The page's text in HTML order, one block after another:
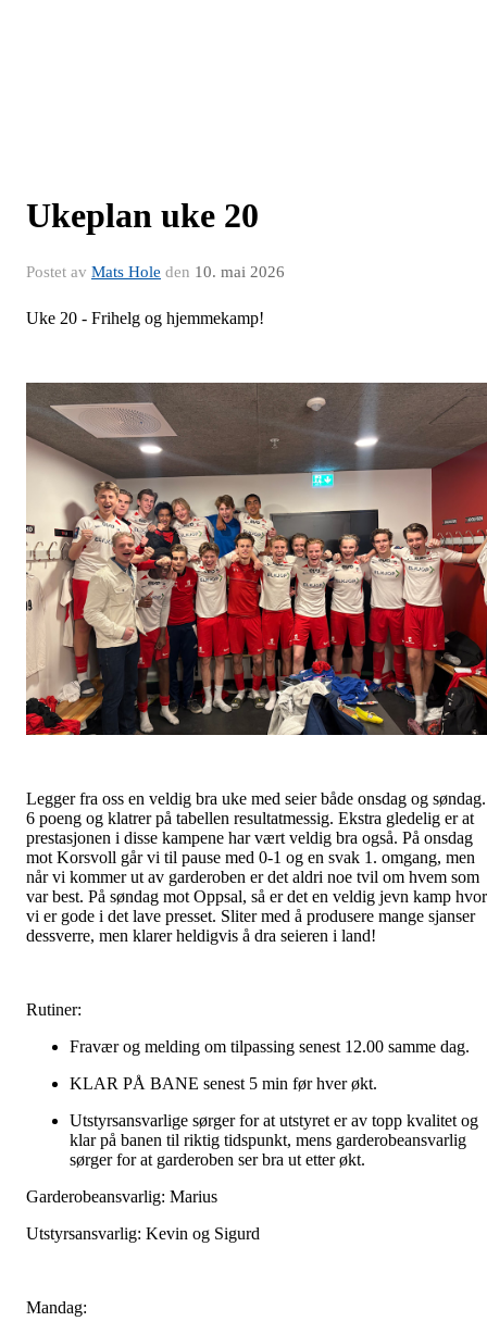
Ukeplan uke 20
Postet av Mats Hole den 10. mai 2026
Uke 20 - Frihelg og hjemmekamp!
Legger fra oss en veldig bra uke med seier både onsdag og søndag.
6 poeng og klatrer på tabellen resultatmessig. Ekstra gledelig er at
prestasjonen i disse kampene har vært veldig bra også. På onsdag
mot Korsvoll går vi til pause med 0-1 og en svak 1. omgang, men
når vi kommer ut av garderoben er det aldri noe tvil om hvem som
var best. På søndag mot Oppsal, så er det en veldig jevn kamp hvor
vi er gode i det lave presset. Sliter med å produsere mange sjanser
dessverre, men klarer heldigvis å dra seieren i land!
Rutiner:
Fravær og melding om tilpassing senest 12.00 samme dag.
KLAR PÅ BANE senest 5 min før hver økt.
Utstyrsansvarlige sørger for at utstyret er av topp kvalitet og
klar på banen til riktig tidspunkt, mens garderobeansvarlig
sørger for at garderoben ser bra ut etter økt.
Garderobeansvarlig: Marius
Utstyrsansvarlig: Kevin og Sigurd
Mandag: